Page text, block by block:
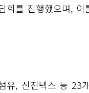
회를 진행했으며, 이
유, 신진텍스 등 23